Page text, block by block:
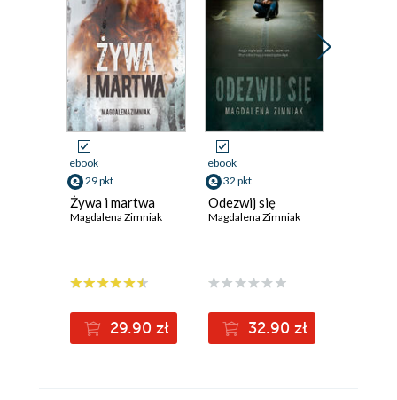
ebook
29 pkt
Żywa i martwa
Magdalena Zimniak
29.90 zł
ebook
32 pkt
Odezwij się
Magdalena Zimniak
32.90 zł